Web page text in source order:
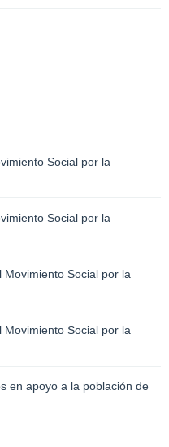
Social por la
Social por la
Movimiento Social por la
Movimiento Social por la
en apoyo a la población de